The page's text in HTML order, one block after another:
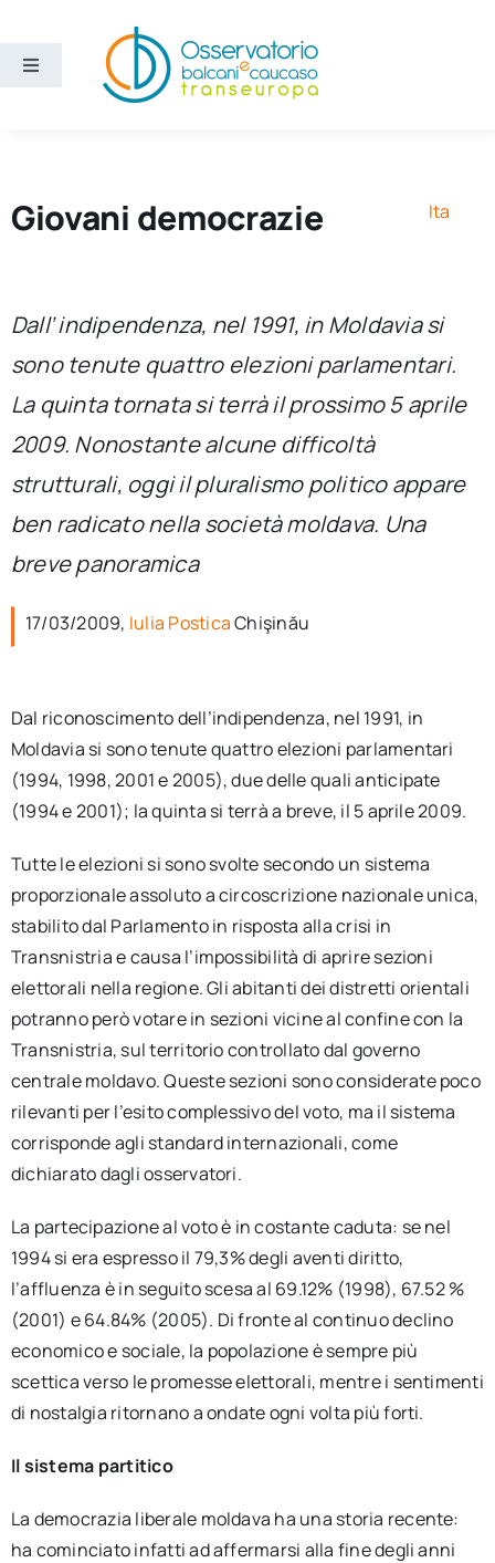
contenuto
Toggle
Sezioni
Chi siamo
Cerca
Newsletter
Giovani democrazie Ita
Dall’ indipendenza, nel 1991, in Moldavia si
sono tenute quattro elezioni parlamentari.
La quinta tornata si terrà il prossimo 5 aprile
2009. Nonostante alcune difficoltà
strutturali, oggi il pluralismo politico appare
ben radicato nella società moldava. Una
breve panoramica
17/03/2009, Iulia PosticaChişinău
Dal riconoscimento dell’indipendenza, nel 1991, in
Moldavia si sono tenute quattro elezioni parlamentari
(1994, 1998, 2001 e 2005), due delle quali anticipate
(1994 e 2001); la quinta si terrà a breve, il 5 aprile 2009.
Tutte le elezioni si sono svolte secondo un sistema
proporzionale assoluto a circoscrizione nazionale unica,
stabilito dal Parlamento in risposta alla crisi in
Transnistria e causa l’impossibilità di aprire sezioni
elettorali nella regione. Gli abitanti dei distretti orientali
potranno però votare in sezioni vicine al confine con la
Transnistria, sul territorio controllato dal governo
centrale moldavo. Queste sezioni sono considerate poco
rilevanti per l’esito complessivo del voto, ma il sistema
corrisponde agli standard internazionali, come
dichiarato dagli osservatori.
La partecipazione al voto è in costante caduta: se nel
1994 si era espresso il 79,3% degli aventi diritto,
l’affluenza è in seguito scesa al 69.12% (1998), 67.52 %
(2001) e 64.84% (2005). Di fronte al continuo declino
economico e sociale, la popolazione è sempre più
scettica verso le promesse elettorali, mentre i sentimenti
di nostalgia ritornano a ondate ogni volta più forti.
Il sistema partitico
La democrazia liberale moldava ha una storia recente:
ha cominciato infatti ad affermarsi alla fine degli anni